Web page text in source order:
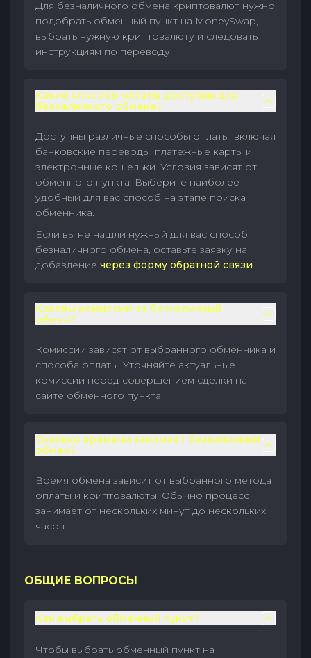
Для безналичного обмена криптовалют нужно
подобрать обменный пункт на MoneySwap,
выбрать нужную криптовалюту и следовать
инструкциям по переводу.
Какие способы оплаты доступны для
безналичного обмена?
Доступны различные способы оплаты, включая
банковские переводы, платежные карты и
электронные кошельки. Условия зависят от
обменного пункта. Выберите наиболее
удобный для вас способ на этапе поиска
обменника.
Если вы не нашли нужный для вас способ
безналичного обмена, оставьте заявку на
добавление через форму обратной связи.
Каковы комиссии за безналичный
обмен?
Комиссии зависят от выбранного обменника и
способа оплаты. Уточняйте актуальные
комиссии перед совершением сделки на
сайте обменного пункта.
Сколько времени занимает безналичный
обмен?
Время обмена зависит от выбранного метода
оплаты и криптовалюты. Обычно процесс
занимает от нескольких минут до нескольких
часов.
ОБЩИЕ ВОПРОСЫ
Как выбрать обменный пункт?
Чтобы выбрать обменный пункт на